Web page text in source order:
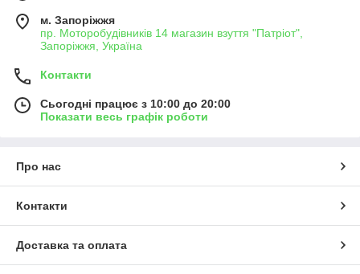
м. Запоріжжя
пр. Моторобудівників 14 магазин взуття "Патріот",
Запоріжжя, Україна
Контакти
Сьогодні працює з 10:00 до 20:00
Показати весь графік роботи
Про нас
Контакти
Доставка та оплата